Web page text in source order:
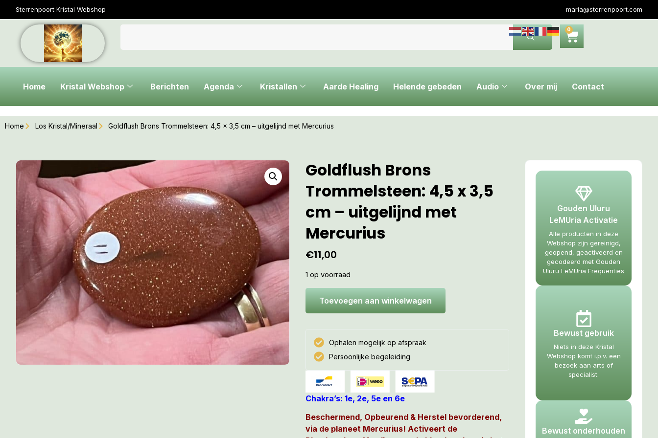
Sterrenpoort Kristal Webshop maria@sterrenpoort.com
0
Home Kristal Webshop Berichten Agenda Kristallen Aarde Healing Helende gebeden Audio Over mij Contact
Home Los Kristal/Mineraal Goldflush Brons Trommelsteen: 4,5 x 3,5 cm – uitgelijnd met Mercurius
Goldflush Brons
Trommelsteen: 4,5 x 3,5
cm – uitgelijnd met
Mercurius
€11,00
1 op voorraad
Toevoegen aan winkelwagen
Ophalen mogelijk op afspraak
Persoonlijke begeleiding
Chakra’s: 1e, 2e, 5e en 6e
Beschermend, Opbeurend & Herstel bevorderend,
via de planeet Mercurius! Activeert de
Gouden Uluru
LeMUria Activatie
Alle producten in deze
Webshop zijn gereinigd,
geopend, geactiveerd en
gecodeerd met Gouden
Uluru LeMUria Frequenties
Bewust gebruik
Niets in deze Kristal
Webshop komt i.p.v. een
bezoek aan arts of
specialist.
Bewust onderhouden